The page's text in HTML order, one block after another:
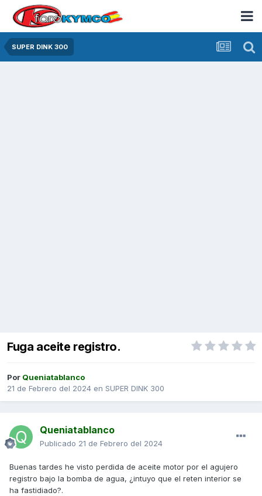
SUPER DINK 300
Fuga aceite registro.
Por Queniatablanco
21 de Febrero del 2024 en SUPER DINK 300
Queniatablanco
Publicado 21 de Febrero del 2024
Buenas tardes he visto perdida de aceite motor por el agujero
registro bajo la bomba de agua, ¿intuyo que el reten interior se
ha fastidiado?.